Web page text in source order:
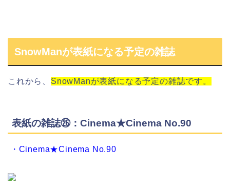
SnowManが表紙になる予定の雑誌
これから、 SnowManが表紙になる予定の雑誌です。
表紙の雑誌㉖：Cinema★Cinema No.90
・Cinema★Cinema No.90